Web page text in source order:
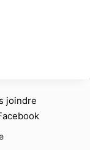
joindre